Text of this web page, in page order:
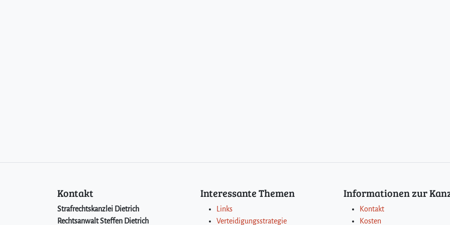
Kontakt
Strafrechtskanzlei Dietrich
Rechtsanwalt Steffen Dietrich
Interessante Themen
Links
Verteidigungsstrategie
Informationen zur
Kontakt
Kosten